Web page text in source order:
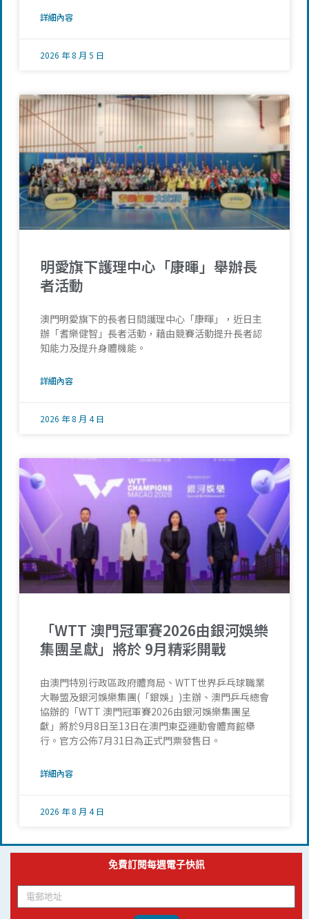
詳細內容
2026 年 8 月 5 日
明愛旗下護理中心「康暉」舉辦長
者活動
澳門明愛旗下的長者日間護理中心「康暉」，近日主
辦「耆樂健智」長者活動，藉由競賽活動提升長者認
知能力及提升身體機能。
詳細內容
2026 年 8 月 4 日
「WTT 澳門冠軍賽2026由銀河娛樂
集團呈獻」將於 9月精彩開戰
由澳門特別行政區政府體育局、WTT世界乒乓球職業
大聯盟及銀河娛樂集團(「銀娛」)主辦、澳門乒乓總會
協辦的「WTT 澳門冠軍賽2026由銀河娛樂集團呈
獻」將於9月8日至13日在澳門東亞運動會體育館舉
行。官方公佈7月31日為正式門票發售日。
詳細內容
2026 年 8 月 4 日
免費訂閱每週電子快訊